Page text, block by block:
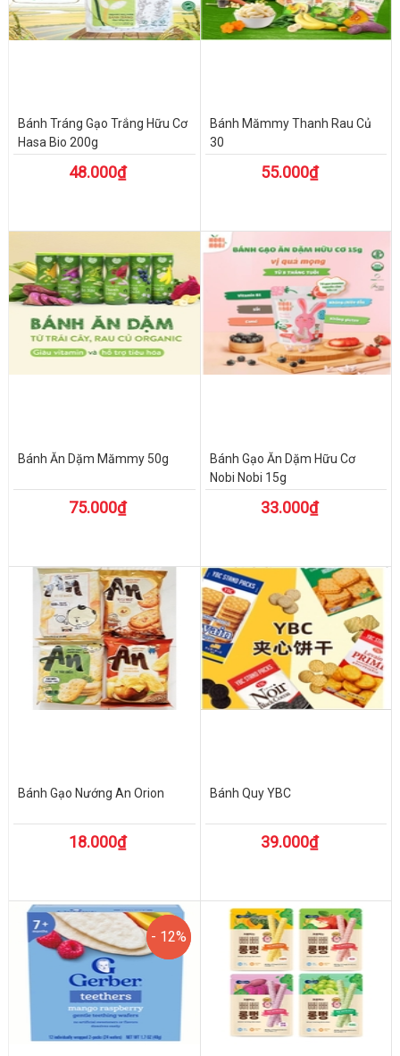
Bánh Tráng Gạo Trắng Hữu Cơ
Hasa Bio 200g
48.000₫
Bánh Mămmy Thanh Rau Củ
30
55.000₫
Bánh Ăn Dặm Mămmy 50g
75.000₫
Bánh Gạo Ăn Dặm Hữu Cơ
Nobi Nobi 15g
33.000₫
Bánh Gạo Nướng An Orion
18.000₫
Bánh Quy YBC
39.000₫
- 12%
- 12%